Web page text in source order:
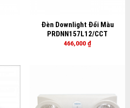
Đèn Downlight Đổi Màu
PRDNN157L12/CCT
466,000 ₫